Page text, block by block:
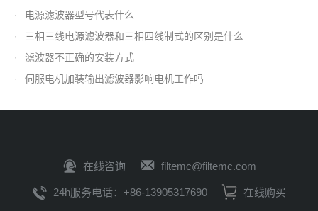
·
电源滤波器型号代表什么
·
三相三线电源滤波器和三相四线制式的区别是什么
·
滤波器不正确的安装方式
·
伺服电机加装输出滤波器影响电机工作吗
在线咨询 filtemc@filtemc.com
24h服务电话：+86-13905317690 在线购买